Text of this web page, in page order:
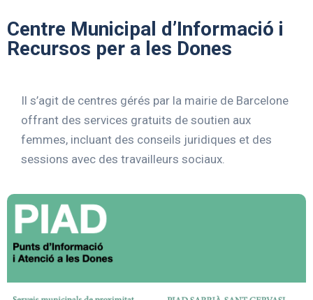
Centre Municipal d’Informació i
Recursos per a les Dones
Il s’agit de centres gérés par la mairie de Barcelone
offrant des services gratuits de soutien aux
femmes, incluant des conseils juridiques et des
sessions avec des travailleurs sociaux.